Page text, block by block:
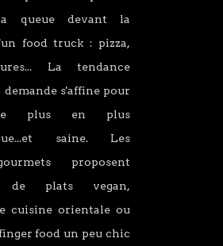
queue devant la
food truck : pizza,
La tendance
demande s'affine pour
plus en plus
saine. Les
proposent
de plats vegan,
cuisine orientale ou
food un peu chic